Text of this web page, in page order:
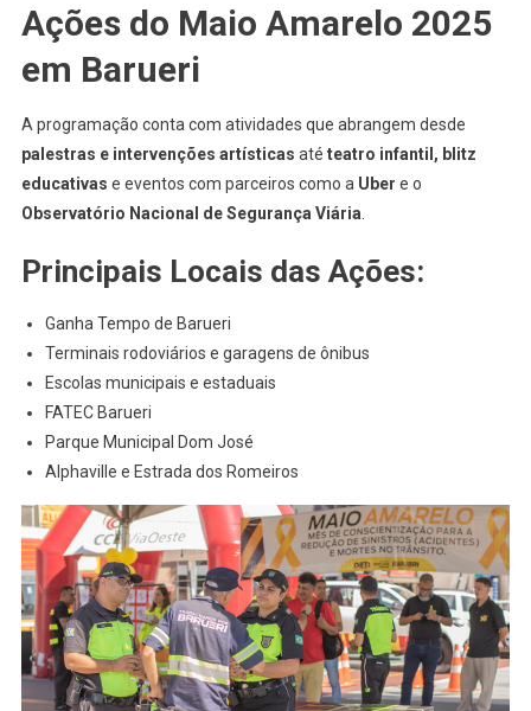
Ações do Maio Amarelo 2025
em Barueri
A programação conta com atividades que abrangem desde
palestras e intervenções artísticas até teatro infantil, blitz
educativas e eventos com parceiros como a Uber e o
Observatório Nacional de Segurança Viária
Principais Locais das Ações:
Ganha Tempo de Barueri
Terminais rodoviários e garagens de ônibus
Escolas municipais e estaduais
FATEC Barueri
Parque Municipal Dom José
Alphaville e Estrada dos Romeiros